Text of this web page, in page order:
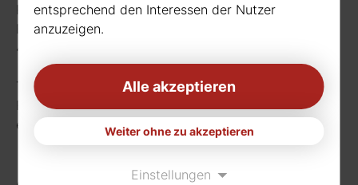
Rudat GmbH
Borussiastr. 26
44149 Dortmund
Telefon:
0231 656677
Fax: 0231 656990
eMail:
info[at]rudat-gmbh.de
entsprechend den Interessen der Nutzer
anzuzeigen.
Alle akzeptieren
Weiter ohne zu akzeptieren
Einstellungen